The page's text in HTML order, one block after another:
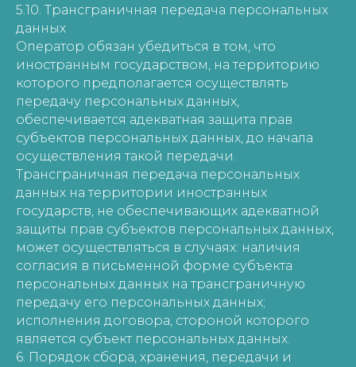
5.10. Трансграничная передача персональных
данных
Оператор обязан убедиться в том, что
иностранным государством, на территорию
которого предполагается осуществлять
передачу персональных данных,
обеспечивается адекватная защита прав
субъектов персональных данных, до начала
осуществления такой передачи.
Трансграничная передача персональных
данных на территории иностранных
государств, не обеспечивающих адекватной
защиты прав субъектов персональных данных,
может осуществляться в случаях: наличия
согласия в письменной форме субъекта
персональных данных на трансграничную
передачу его персональных данных;
исполнения договора, стороной которого
является субъект персональных данных.
6. Порядок сбора, хранения, передачи и